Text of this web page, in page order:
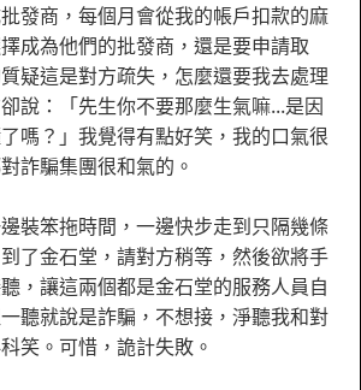
發商，每個月會從我的帳戶扣款的麻
成為他們的批發商，還是要申請取
疑這是對方疏失，怎麼還要我去處理
說：「先生你不要那麼生氣嘛...是因
嗎？」我覺得有點好笑，我的口氣很
詐騙集團很和氣的。
裝笨拖時間，一邊快步走到只隔幾條
了金石堂，請對方稍等，然後欲將手
，讓這兩個都是金石堂的服務人員自
聽就說是詐騙，不想接，淨聽我和對
笑。可惜，詭計失敗。